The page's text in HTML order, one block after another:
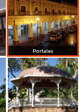
Palacio Municipal de Colima Portales